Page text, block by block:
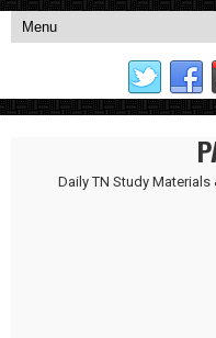
Daily TN Study